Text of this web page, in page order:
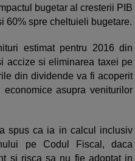
bugetar al cresterii PIB
60% spre cheltuieli bugetare.
estimat pentru 2016 din
accize si eliminarea taxei pe
din dividende va fi acoperit
asupra veniturilor
spus ca ia in calcul inclusiv
pe Codul Fiscal, daca
si risca sa nu fie adoptat in